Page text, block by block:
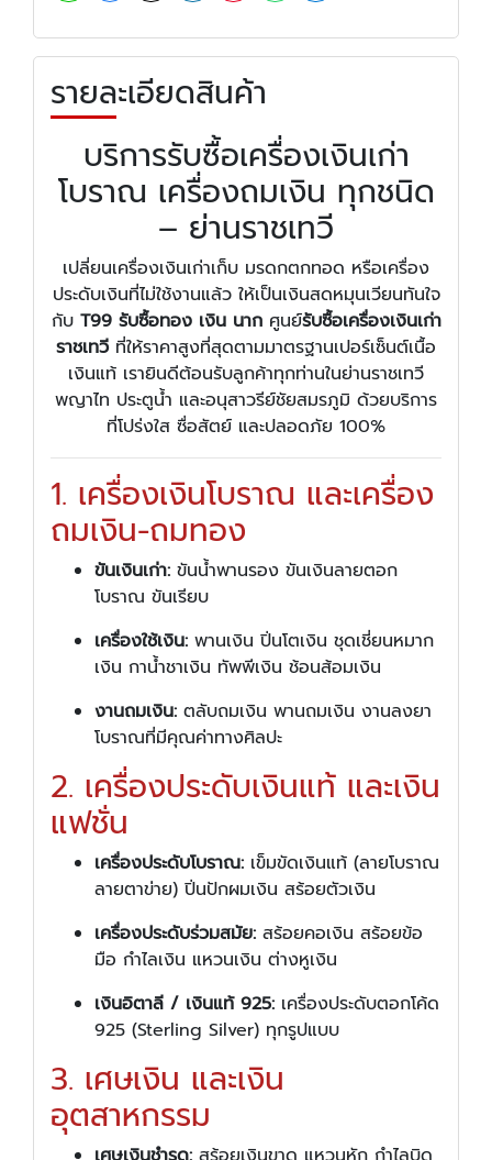
รายละเอียดสินค้า
บริการรับซื้อเครื่องเงินเก่า
โบราณ เครื่องถมเงิน ทุกชนิด
– ย่านราชเทวี
เปลี่ยนเครื่องเงินเก่าเก็บ มรดกตกทอด หรือเครื่อง
ประดับเงินที่ไม่ใช้งานแล้ว ให้เป็นเงินสดหมุนเวียนทันใจ
กับ T99 รับซื้อทอง เงิน นากศูนย์รับซื้อเครื่องเงินเก่า
ราชเทวีที่ให้ราคาสูงที่สุดตามมาตรฐานเปอร์เซ็นต์เนื้อ
เงินแท้ เรายินดีต้อนรับลูกค้าทุกท่านในย่านราชเทวี
พญาไท ประตูน้ำ และอนุสาวรีย์ชัยสมรภูมิ ด้วยบริการ
ที่โปร่งใส ซื่อสัตย์ และปลอดภัย 100%
1. เครื่องเงินโบราณ และเครื่อง
ถมเงิน-ถมทอง
ขันเงินเก่า: ขันน้ำพานรอง ขันเงินลายตอก
โบราณ ขันเรียบ
เครื่องใช้เงิน: พานเงิน ปิ่นโตเงิน ชุดเชี่ยนหมาก
เงิน กาน้ำชาเงิน ทัพพีเงิน ช้อนส้อมเงิน
งานถมเงิน: ตลับถมเงิน พานถมเงิน งานลงยา
โบราณที่มีคุณค่าทางศิลปะ
2. เครื่องประดับเงินแท้ และเงิน
แฟชั่น
เครื่องประดับโบราณ: เข็มขัดเงินแท้ (ลายโบราณ
ลายตาข่าย) ปิ่นปักผมเงิน สร้อยตัวเงิน
เครื่องประดับร่วมสมัย: สร้อยคอเงิน สร้อยข้อ
มือ กำไลเงิน แหวนเงิน ต่างหูเงิน
เงินอิตาลี / เงินแท้ 925: เครื่องประดับตอกโค้ด
925 (Sterling Silver) ทุกรูปแบบ
3. เศษเงิน และเงิน
อุตสาหกรรม